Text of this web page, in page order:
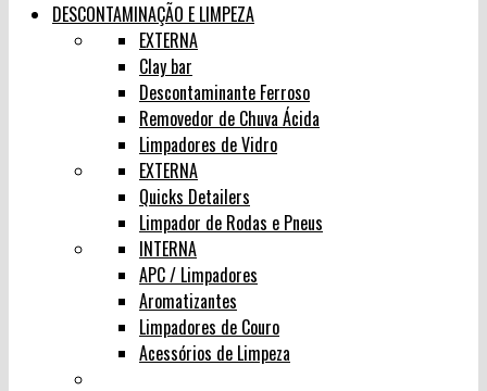
DESCONTAMINAÇÃO E LIMPEZA
EXTERNA
Clay bar
Descontaminante Ferroso
Removedor de Chuva Ácida
Limpadores de Vidro
EXTERNA
Quicks Detailers
Limpador de Rodas e Pneus
INTERNA
APC / Limpadores
Aromatizantes
Limpadores de Couro
Acessórios de Limpeza